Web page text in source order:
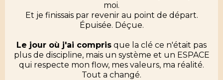
moi.
Et je finissais par revenir au point de départ.
Épuisée. Déçue.
Le jour où j'ai compris que la clé ce n'était pas
plus de discipline, mais un système et un ESPACE
qui respecte mon flow, mes valeurs, ma réalité.
Tout a changé.